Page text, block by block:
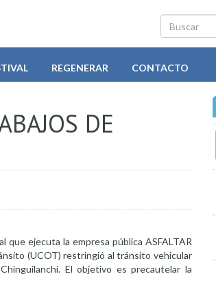
Buscar
REGENERAR CONTACTO
DE
que ejecuta la empresa pública ASFALTAR
(UCOT) restringió al tránsito vehicular
El objetivo es precautelar la